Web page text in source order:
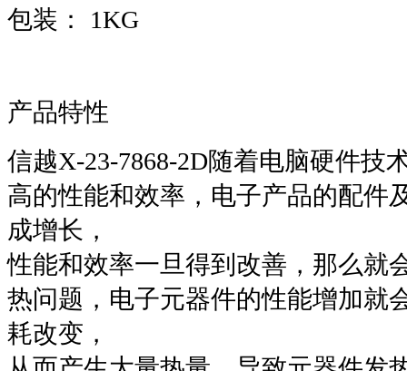
包装： 1KG
产品特性
信越X-23-7868-2D随着电脑硬件技
高的性能和效率，电子产品的配件
成增长，
性能和效率一旦得到改善，那么就
热问题，电子元器件的性能增加就
耗改变，